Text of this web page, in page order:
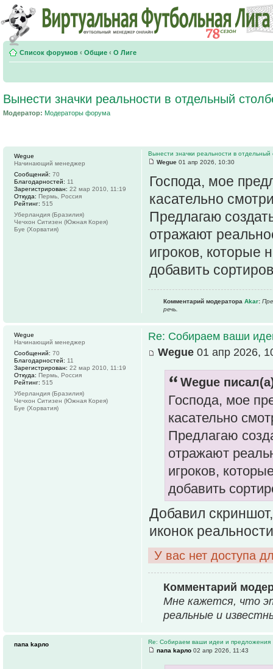
Список форумов ‹ Общие ‹ О Лиге
Вынести значки реальности в отдельный
Модератор: Модераторы форума
Вынести значки реальности в отдельный
Wegue 01 апр 2026, 10:30
Господа, мое
касательно
Предлагаю
отражают
игроков,
добавить
Комментарий модератора Akar:
речь.
Wegue
Начинающий менеджер
Сообщений: 70
Благодарностей: 11
Зарегистрирован: 22 мар 2010, 11:19
Откуда: Пермь, Россия
Рейтинг: 515
Уберландия (Бразилия)
Чечхон Ситизен (Южная Корея)
Буе (Хорватия)
Re: Собираем ваши
Wegue 01 апр 2026,
Wegue
Господа, мое
касательно
Предлагаю
отражают
игроков,
добавить
Добавил
иконок
У вас нет доступа
Комментарий
Мне кажется, что
реальные и
Wegue
Начинающий менеджер
Сообщений: 70
Благодарностей: 11
Зарегистрирован: 22 мар 2010, 11:19
Откуда: Пермь, Россия
Рейтинг: 515
Уберландия (Бразилия)
Чечхон Ситизен (Южная Корея)
Буе (Хорватия)
Re: Собираем ваши идеи и предложения
папа kарло 02 апр 2026, 11:43
папа kарло